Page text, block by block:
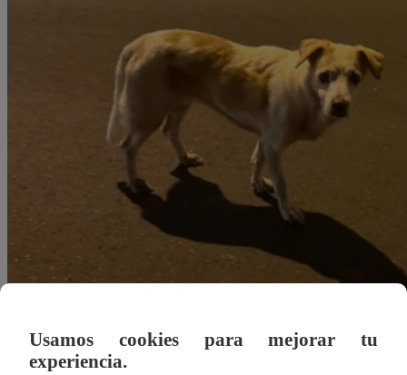
Agustín Sosa
Usamos cookies para mejorar tu
experiencia.